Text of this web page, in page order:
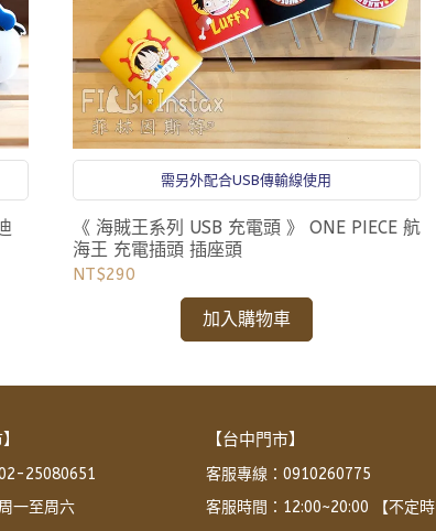
需另外配合USB傳輸線使用
《 海賊王系列 USB 充電頭 》 ONE PIECE 航
海王 充電插頭 插座頭
NT$290
加入購物車
25080651
一至周六
【台中門市】
客服專線：0910260775
客服時間：12:00~20:00 【不定時